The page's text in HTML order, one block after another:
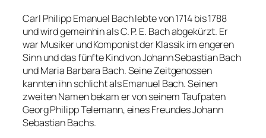
Carl Philipp Emanuel Bach lebte von 1714 bis 1788
und wird gemeinhin als C. P. E. Bach abgekürzt. Er
war Musiker und Komponist der Klassik im engeren
Sinn und das fünfte Kind von Johann Sebastian Bach
und Maria Barbara Bach. Seine Zeitgenossen
kannten ihn schlicht als Emanuel Bach. Seinen
zweiten Namen bekam er von seinem Taufpaten
Georg Philipp Telemann, eines Freundes Johann
Sebastian Bachs.